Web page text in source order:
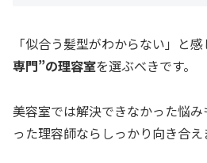
「似合う髪型がわからない」と感
専門”の理容室を選ぶべきです。
美容室では解決できなかった悩
った理容師ならしっかり向き合え